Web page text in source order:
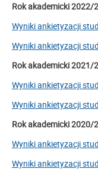
Rok akademicki 2022/
Wyniki ankietyzacji
Wyniki ankietyzacji
Rok akademicki 2021/
Wyniki ankietyzacji
Wyniki ankietyzacji
Rok akademicki 2020/
Wyniki ankietyzacji
Wyniki ankietyzacji